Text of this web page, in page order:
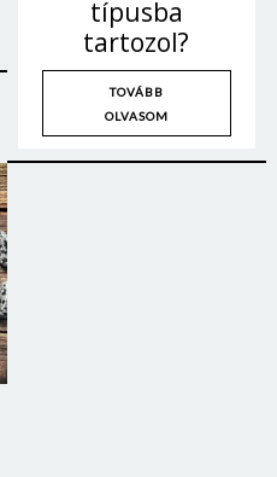
típusba
tartozol?
TOVÁBB
OLVASOM